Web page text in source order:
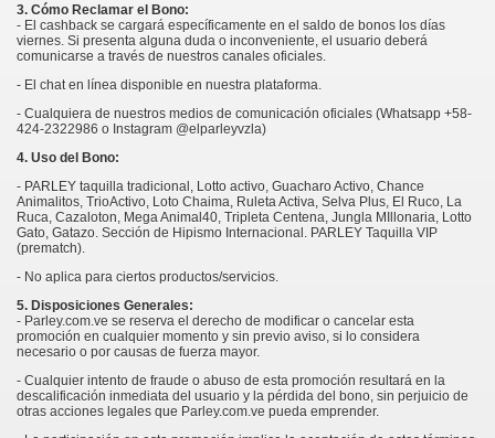
3. Cómo Reclamar el Bono:
- El cashback se cargará específicamente en el saldo de bonos los días
viernes. Si presenta alguna duda o inconveniente, el usuario deberá
comunicarse a través de nuestros canales oficiales.
- El chat en línea disponible en nuestra plataforma.
- Cualquiera de nuestros medios de comunicación oficiales (Whatsapp +58-
424-2322986 o Instagram @elparleyvzla)
4. Uso del Bono:
- PARLEY taquilla tradicional, Lotto activo, Guacharo Activo, Chance
Animalitos, TrioActivo, Loto Chaima, Ruleta Activa, Selva Plus, El Ruco, La
Ruca, Cazaloton, Mega Animal40, Tripleta Centena, Jungla MIllonaria, Lotto
Gato, Gatazo. Sección de Hipismo Internacional. PARLEY Taquilla VIP
(prematch).
- No aplica para ciertos productos/servicios.
5. Disposiciones Generales:
- Parley.com.ve se reserva el derecho de modificar o cancelar esta
promoción en cualquier momento y sin previo aviso, si lo considera
necesario o por causas de fuerza mayor.
- Cualquier intento de fraude o abuso de esta promoción resultará en la
descalificación inmediata del usuario y la pérdida del bono, sin perjuicio de
otras acciones legales que Parley.com.ve pueda emprender.